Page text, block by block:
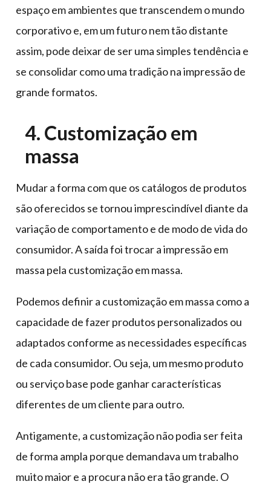
espaço em ambientes que transcendem o mundo
corporativo e, em um futuro nem tão distante
assim, pode deixar de ser uma simples tendência e
se consolidar como uma tradição na impressão de
grande formatos.
4. Customização em
massa
Mudar a forma com que os catálogos de produtos
são oferecidos se tornou imprescindível diante da
variação de comportamento e de modo de vida do
consumidor. A saída foi trocar a impressão em
massa pela customização em massa.
Podemos definir a customização em massa como a
capacidade de fazer produtos personalizados ou
adaptados conforme as necessidades específicas
de cada consumidor. Ou seja, um mesmo produto
ou serviço base pode ganhar características
diferentes de um cliente para outro.
Antigamente, a customização não podia ser feita
de forma ampla porque demandava um trabalho
muito maior e a procura não era tão grande. O